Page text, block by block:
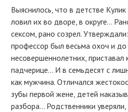
Выяснилось, что в детстве
ловил их во дворе, в округе…
сексом, рано созрел.
профессор был весьма охоч и
несовершеннолетних,
падчерице… И в семьдесят с
как мужчина. Отличался
зубы первой жене, детей
разбора… Родственники